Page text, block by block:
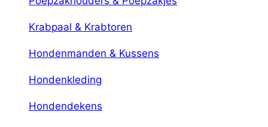
Krabpaal & Krabtoren
Hondenmanden & Kussens
Hondenkleding
Hondendekens